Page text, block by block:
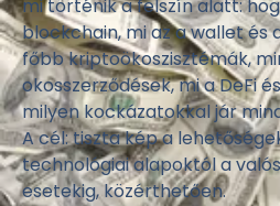
mi történik a felszín alatt:
blockchain, mi az a wallet és
főbb kriptoökoszisztémák,
okosszerződések, mi a DeFi
milyen kockázatokkal jár
A cél: tiszta kép a
technológiai alapoktól a
esetekig, közérthetően.